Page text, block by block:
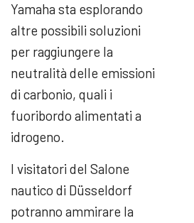
Yamaha sta esplorando
altre possibili soluzioni
per raggiungere la
neutralità delle emissioni
di carbonio, quali i
fuoribordo alimentati a
idrogeno.
I visitatori del Salone
nautico di Düsseldorf
potranno ammirare la